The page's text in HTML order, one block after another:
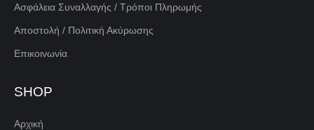
Ασφάλεια Συναλλαγής / Τρόποι Πληρωμής
Αποστολή / Πολιτική Ακύρωσης
Επικοινωνία
SHOP
Αρχική